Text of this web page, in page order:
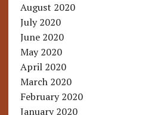
August 2020
July 2020
June 2020
May 2020
April 2020
March 2020
February 2020
January 2020